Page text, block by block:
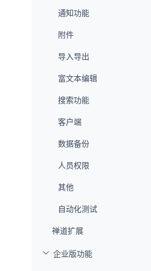
通知功能
附件
导入导出
富文本编辑
搜索功能
客户端
数据备份
人员权限
其他
自动化测试
禅道扩展
企业版功能